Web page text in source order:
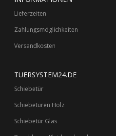
Lieferzeiten
Zahlungsmöglichkeiten
Versandkosten
TUERSYSTEM24.DE
Schiebetür
Schiebetüren Holz
Schiebetür Glas